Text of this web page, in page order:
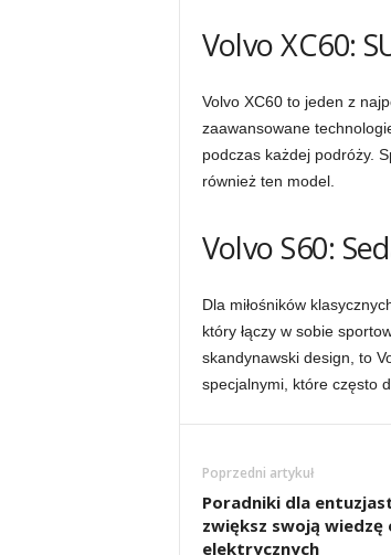
Volvo XC60:
Volvo XC60 to jeden z
zaawansowane
podczas każdej podróży.
również ten model.
Volvo S60:
Dla miłośników
który łączy w sobie
skandynawski design, to
specjalnymi, które często
Poprzedni artykuł
Poradniki dla
zwiększ swoją wiedzę
elektrycznych